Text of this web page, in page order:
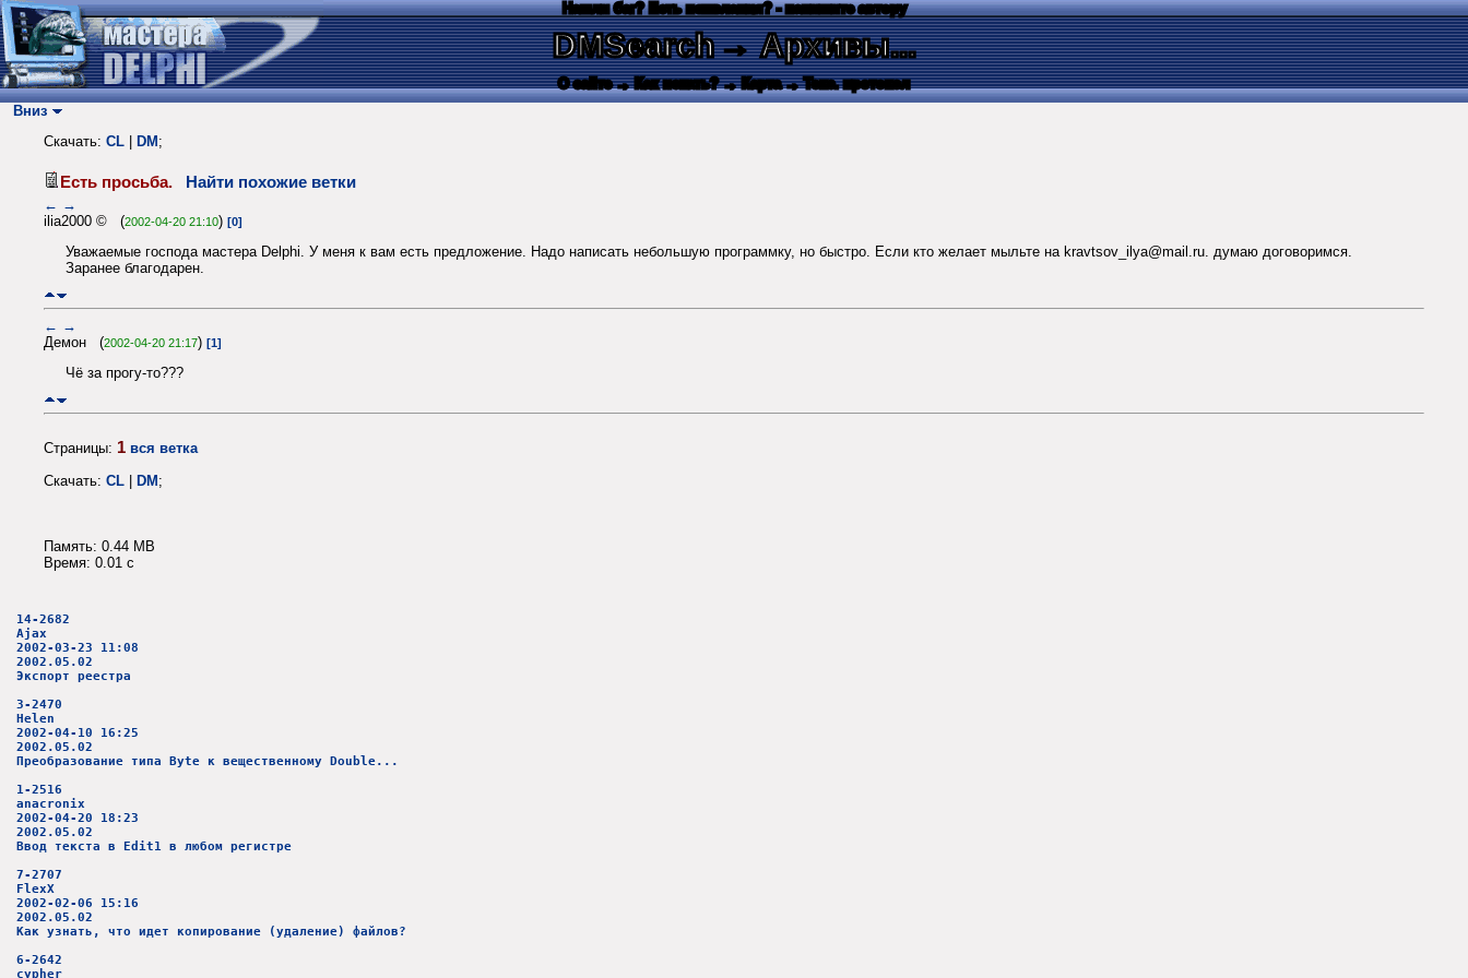
Нашли баг? Есть пожелания? - напишите автору
DMSearch→ Архивы...
О сайте → Как искать? → Карта → Текс. протокол
Вниз
Скачать: CL DM ;
Есть просьба. Найти похожие ветки
← →
ilia2000 © (2002-04-20 21:10) [0]
Уважаемые господа мастера Delphi. У меня к вам есть предложение. Надо написать небольшую программку, но быстро. Если кто желает мыльте на kravtsov_ilya@mail.ru. думаю договоримся.
Заранее благодарен.
← →
Демон (2002-04-20 21:17) [1]
Чё за прогу-то???
Страницы: 1 вся ветка
Скачать: CL DM ;
Память: 0.44 MB
Время: 0.01 c
14-2682
Ajax
2002-03-23 11:08
2002.05.02
Экспорт реестра
3-2470
Helen
2002-04-10 16:25
2002.05.02
Преобразование типа Byte к вещественному Double...
1-2516
anacronix
2002-04-20 18:23
2002.05.02
Ввод текста в Edit1 в любом регистре
7-2707
FlexX
2002-02-06 15:16
2002.05.02
Как узнать, что идет копирование (удаление) файлов?
6-2642
cypher